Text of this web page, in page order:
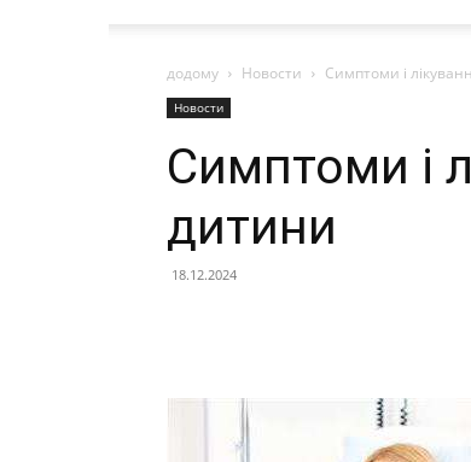
додому Новости Симптоми і
Новости
Симптоми і
дитини
18.12.2024